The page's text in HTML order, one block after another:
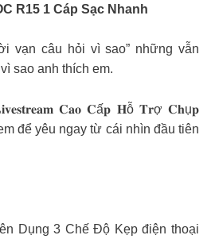
R15 1 Cáp Sạc Nhanh
vạn câu hỏi vì sao” những vẫn
sao anh thích em.
𝐂𝐚𝐨 𝐂ấ𝐩 𝐇ỗ 𝐓𝐫ợ 𝐂𝐡ụ𝐩
để yêu ngay từ cái nhìn đầu tiên
Dụng 3 Chế Độ Kẹp điện thoại